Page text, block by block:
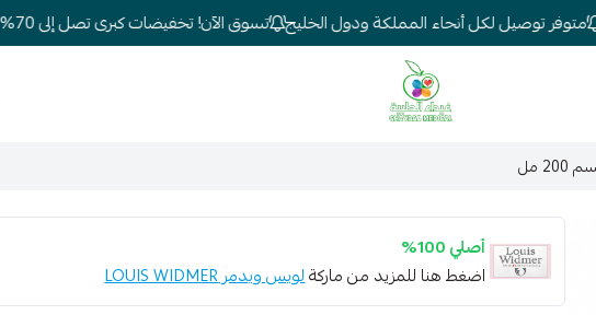
توصيل لكل أنحاء المملكة ودول الخليج تسوق الآن! تخفيضات كبرى تصل إلى 70%
شركة غيداء المتطورة الطبية
مل
أصلي 100%
اضغط هنا للمزيد من ماركةلويس ويدمر LOUIS WIDMER